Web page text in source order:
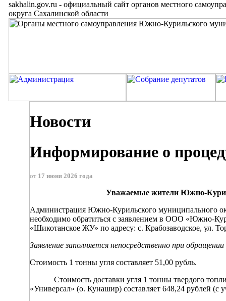
sakhalin.gov.ru - официальный сайт органов местного
округа Сахалинской области
Новости
Информирование о
от 17 июня 2026 года
Уважаемые жители Южно-
Администрация Южно-Курильского муниципального
необходимо обратиться с заявлением в ООО «Южно-
«Шикотанское ЖУ» по адресу: с. Крабозаводское, ул.
Заявление заполняется непосредственно при
Стоимость 1 тонны угля составляет 51,00 рубль.
Стоимость доставки угля 1 тонны твердого
«Универсал» (о. Кунашир) составляет 648,24 рублей (с